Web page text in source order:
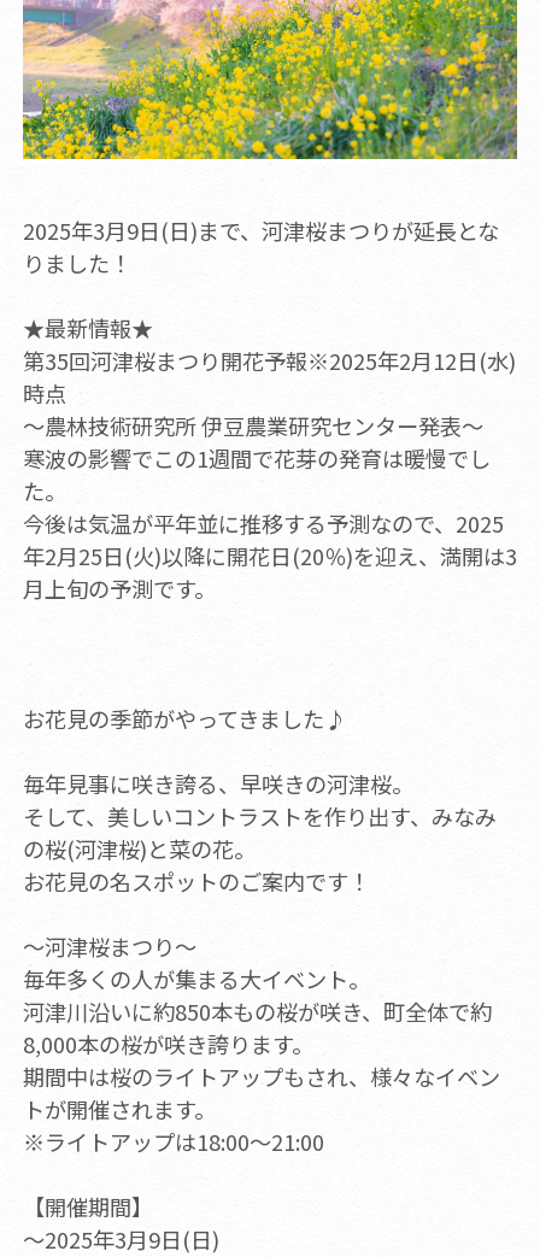
2025年3月9日(日)まで、河津桜まつりが延長とな
りました！
★最新情報★
第35回河津桜まつり開花予報※2025年2月12日(水)
時点
～農林技術研究所 伊豆農業研究センター発表～
寒波の影響でこの1週間で花芽の発育は暖慢でし
た。
今後は気温が平年並に推移する予測なので、2025
年2月25日(火)以降に開花日(20％)を迎え、満開は3
月上旬の予測です。
お花見の季節がやってきました♪
毎年見事に咲き誇る、早咲きの河津桜。
そして、美しいコントラストを作り出す、みなみ
の桜(河津桜)と菜の花。
お花見の名スポットのご案内です！
～河津桜まつり～
毎年多くの人が集まる大イベント。
河津川沿いに約850本もの桜が咲き、町全体で約
8,000本の桜が咲き誇ります。
期間中は桜のライトアップもされ、様々なイベン
トが開催されます。
※ライトアップは18:00～21:00
【開催期間】
～2025年3月9日(日)